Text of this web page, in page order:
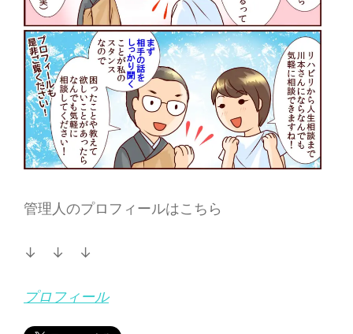
管理人のプロフィールはこちら
↓ ↓ ↓
プロフィール